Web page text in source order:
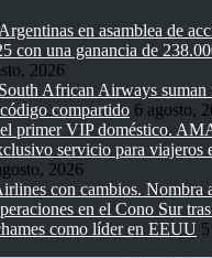
en asamblea de
con una ganancia de
2026
African Airways suman
compartido 6 agosto,
primer VIP doméstico.
servicio para viajeros
2026
con cambios. Nombra
en el Cono Sur
como líder en EEUU